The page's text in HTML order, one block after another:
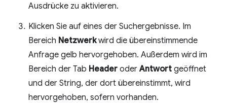
Ausdrücke zu aktivieren.
Klicken Sie auf eines der Suchergebnisse. Im
Bereich Netzwerkwird die übereinstimmende
Anfrage gelb hervorgehoben. Außerdem wird im
Bereich der Tab Header oderAntwort geöffnet
und der String, der dort übereinstimmt, wird
hervorgehoben, sofern vorhanden.